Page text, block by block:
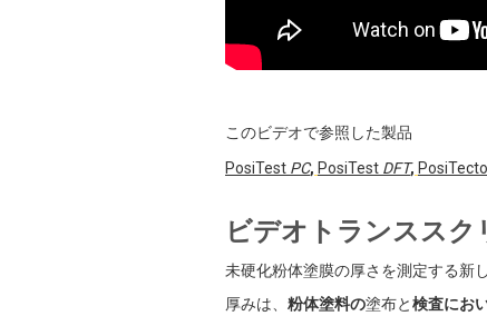
このビデオで参照した製品
PosiTest PC, PosiTest DFT,
ビデオトランススク
未硬化粉体塗膜の厚さを測定する新
厚みは、 粉体塗料の塗布と検査にお